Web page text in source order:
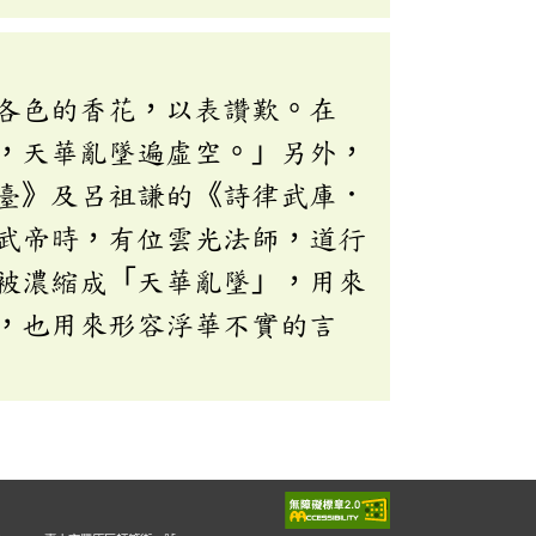
色的香花，以表讚歎。在
天華亂墜遍虛空。」另外，
》及呂祖謙的《詩律武庫．
帝時，有位雲光法師，道行
濃縮成「天華亂墜」，用來
也用來形容浮華不實的言